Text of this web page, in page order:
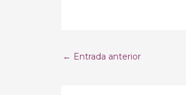
← Entrada anterior